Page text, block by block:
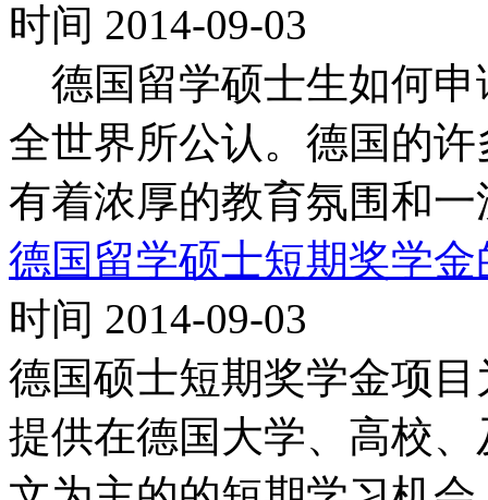
时间 2014-09-03
德国留学硕士生如何申
全世界所公认。德国的
有着浓厚的教育氛围和
德国留学硕士短期奖学
时间 2014-09-03
德国硕士短期奖学金项
提供在德国大学、高校